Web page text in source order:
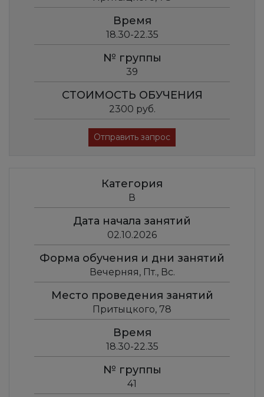
Время
18.30-22.35
№ группы
39
СТОИМОСТЬ ОБУЧЕНИЯ
2300 руб.
Отправить запрос
Категория
В
Дата начала занятий
02.10.2026
Форма обучения и дни занятий
Вечерняя, Пт., Вс.
Место проведения занятий
Притыцкого, 78
Время
18.30-22.35
№ группы
41